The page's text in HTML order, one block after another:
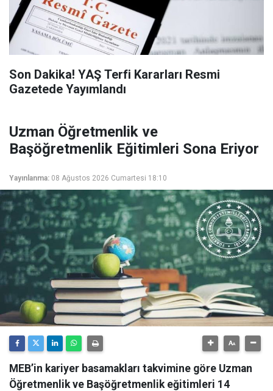
Son Dakika! YAŞ Terfi Kararları Resmi
Gazetede Yayımlandı
Uzman Öğretmenlik ve
Başöğretmenlik Eğitimleri Sona Eriyor
Yayınlanma: 08 Ağustos 2026 Cumartesi 18:10
MEB’in kariyer basamakları takvimine göre Uzman
Öğretmenlik ve Başöğretmenlik eğitimleri 14